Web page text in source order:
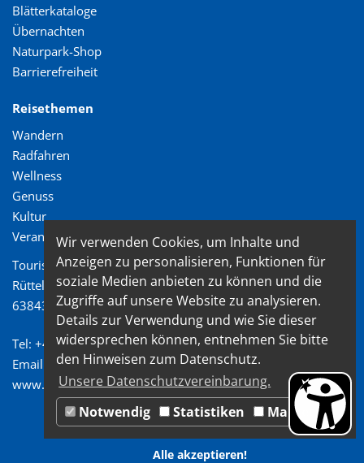
Blätterkataloge
Übernachten
Naturpark-Shop
Barrierefreiheit
Reisethemen
Wandern
Radfahren
Wellness
Genuss
Kultur
Veranstaltungen
Tourismusverband Spessart-Mainland e.V.
Rüttelweg 7
63843 Niedernberg
Tel: +49 (0) 6028/ 99 89 72 2
Email: info@spessart-mainland.de
www.spessart-mainland.de
Wir verwenden Cookies, um Inhalte und
Anzeigen zu personalisieren, Funktionen für
soziale Medien anbieten zu können und die
Zugriffe auf unsere Website zu analysieren.
Details zur Verwendung und wie Sie dieser
widersprechen können, entnehmen Sie bitte
den Hinweisen zum Datenschutz.
Unsere Datenschutzvereinbarung.
Notwendig
Statistiken Marketing
Alle akzeptieren!